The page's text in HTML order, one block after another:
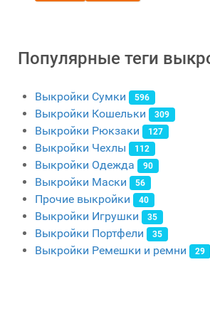
Популярные теги
Выкройки Сумки 596
Выкройки Кошельки 309
Выкройки Рюкзаки 127
Выкройки Чехлы 112
Выкройки Одежда 90
Выкройки Маски 56
Прочие выкройки 40
Выкройки Игрушки 35
Выкройки Портфели 35
Выкройки Ремешки и ремни 29